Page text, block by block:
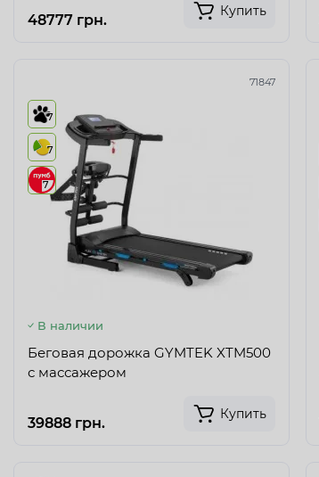
48777 грн.
Купить
71847
7
7
7
В наличии
Беговая дорожка GYMTEK XTM500
с массажером
39888 грн.
Купить